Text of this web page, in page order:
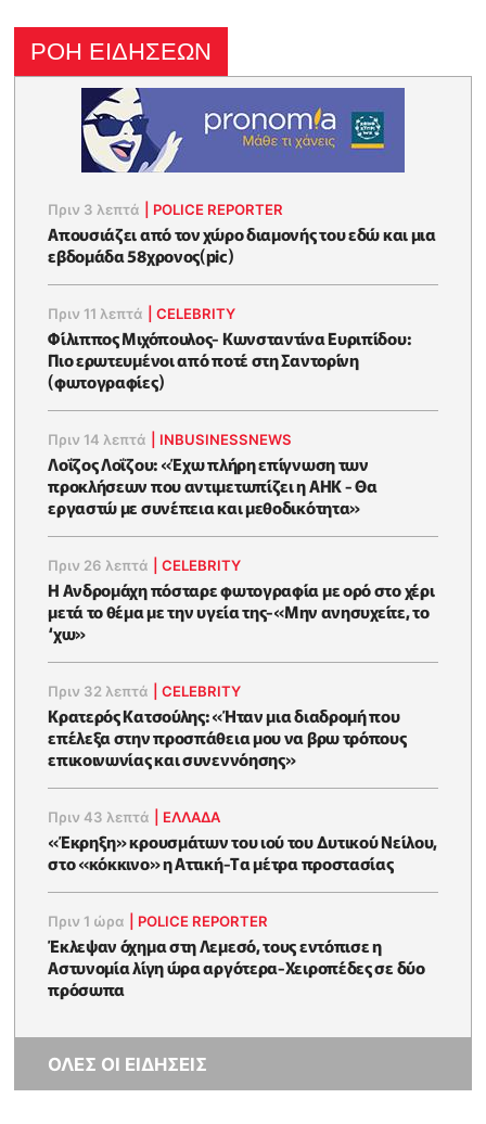
ΡΟΗ ΕΙΔΗΣΕΩΝ
Πριν 3 λεπτά POLICE REPORTER
Απουσιάζει από τον χώρο διαμονής του εδώ και μια
εβδομάδα 58χρονος(pic)
Πριν 11 λεπτά |CELEBRITY
Φίλιππος Μιχόπουλος- Κωνσταντίνα Ευριπίδου:
Πιο ερωτευμένοι από ποτέ στη Σαντορίνη
(φωτογραφίες)
Πριν 14 λεπτά INBUSINESSNEWS
Λοΐζος Λοΐζου: «Έχω πλήρη επίγνωση των
προκλήσεων που αντιμετωπίζει η ΑΗΚ - Θα
εργαστώ με συνέπεια και μεθοδικότητα»
Πριν 26 λεπτά |CELEBRITY
Η Ανδρομάχη πόσταρε φωτoγραφία με ορό στο χέρι
μετά το θέμα με την υγεία της-«Μην ανησυχείτε, το
‘χω»
Πριν 32 λεπτά |CELEBRITY
Κρατερός Κατσούλης: «Ήταν μια διαδρομή που
επέλεξα στην προσπάθεια μου να βρω τρόπους
επικοινωνίας και συνεννόησης»
Πριν 43 λεπτά ΕΛΛΑΔΑ
«Έκρηξη» κρουσμάτων του ιού του Δυτικού Νείλου,
στο «κόκκινο» η Αττική-Tα μέτρα προστασίας
Πριν 1 ώρα POLICE REPORTER
Έκλεψαν όχημα στη Λεμεσό, τους εντόπισε η
Αστυνομία λίγη ώρα αργότερα-Χειροπέδες σε δύο
πρόσωπα
ΟΛΕΣ ΟΙ ΕΙΔΗΣΕΙΣ